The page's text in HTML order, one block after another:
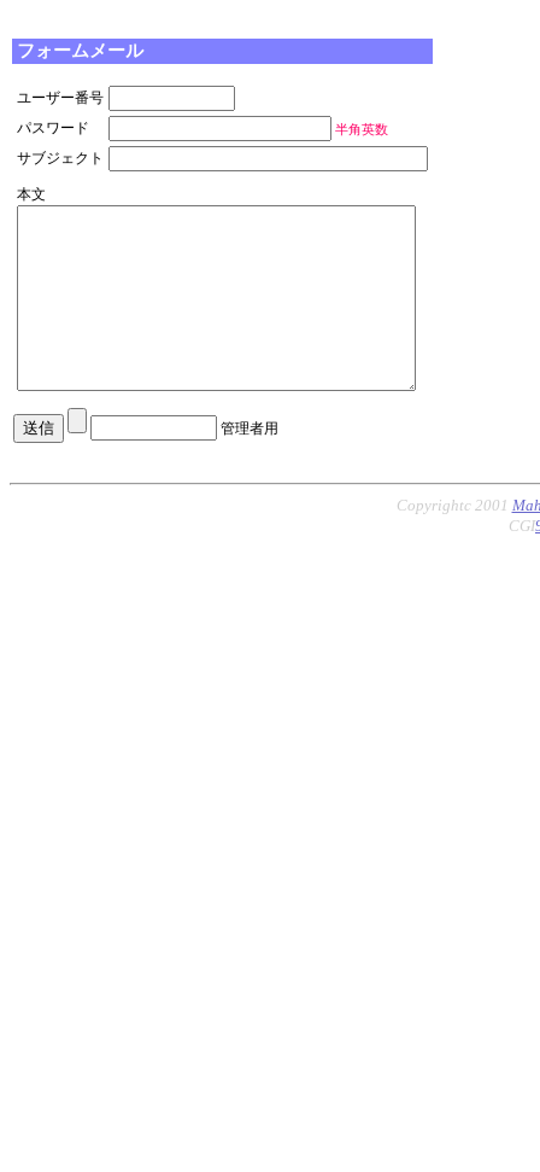
フォームメール
ユーザー番号
パスワード
半角英数
サブジェクト
本文
管理者用
Copyrightc 2001
CGI